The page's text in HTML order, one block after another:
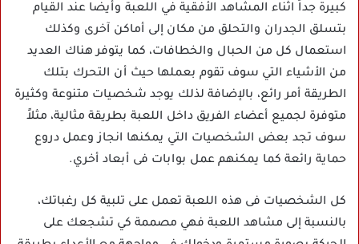
كبيرة جداً اثناء المشاهد الأفقية في اللعبة وأيضا عند القيام
بتسلق الجدران والتحلق من مكان إلى أماكن آخرى وكذلك
استعمال كل من الحبال والخطافات، كما يتوفر هناك العديد
من الأشياء التي سوف تقوم بعملها حيث أن التحرك بتلك
الطريقة أمر رائع، بالإضافة لذلك يوجد شخصيات متنوعة وكثيرة
متوفرة لجميع أعضاء الفريق داخل اللعبة بطريقة مثالية، مثلاً
سوف تجد بعض الشخصيات التي يمكنها انجاز وعمل دروع
حماية رائعة كما يمكنهم عمل بوابات فى أبعاد أخري.
كل الشخصيات فى هذه اللعبة تعمل على تلبية كل رغباتك،
بالنسبة إلى مشاهد اللعبة فهي مصممة كي تشجعك على